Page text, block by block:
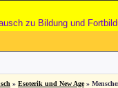
zu Bildung und
» Esoterik und New Age»